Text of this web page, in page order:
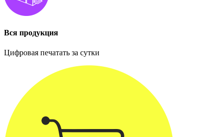
Вся продукция
Цифровая печатать за сутки